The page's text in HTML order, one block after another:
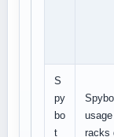
S
py
bo
t
racks